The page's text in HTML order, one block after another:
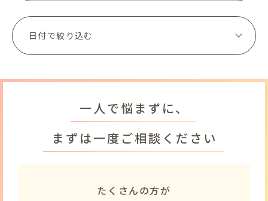
一人で悩まずに、
まずは一度ご相談ください
たくさんの方が